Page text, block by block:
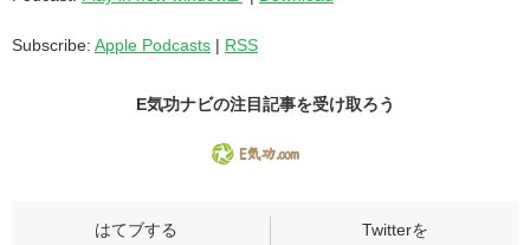
プ
レ
Subscribe: Apple Podcasts | RSS
E気功ナビの注目記事を受け取ろう